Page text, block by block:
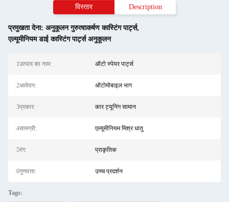
विस्तार Description
प्रमुखता देना: अनुकूलन गुरुत्वाकर्षण कास्टिंग पार्ट्स,
एल्यूमीनियम डाई कास्टिंग पार्ट्स अनुकूलन
1उत्पाद का नाम: ऑटो स्पेयर पार्ट्स
2आवेदन: ऑटोमोबाइल भाग
3प्रकार: कार ट्यूनिंग सामान
4सामग्री: एल्यूमीनियम मिश्र धातु
5रंग: प्राकृतिक
6गुणवत्ता: उच्च प्रदर्शन
Tags: